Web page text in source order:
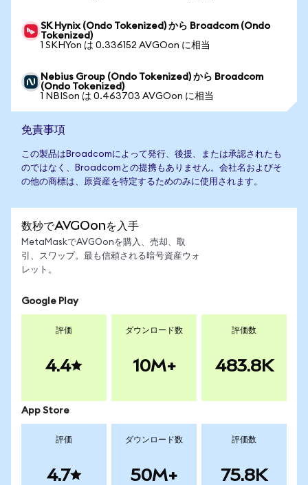
SK Hynix (Ondo Tokenized) から Broadcom (Ondo
Tokenized)
1 SKHYon は 0.336152 AVGOon に相当
Nebius Group (Ondo Tokenized) から Broadcom
(Ondo Tokenized)
1 NBISon は 0.463703 AVGOon に相当
免責事項
この製品はBroadcomによって発行、後援、または承認されたも
のではなく、Broadcomとの提携もありません。会社名およびそ
の他の商標は、原資産を特定するためのみに使用されます。
数秒でAVGOonを入手
MetaMaskでAVGOonを購入、売却、取
引、スワップ。最も信頼される暗号資産ウォ
レット。
Google Play
評価
4.4
ダウンロード数
10M+
評価数
483.8K
App Store
評価
4.7
ダウンロード数
50M+
評価数
75.8K